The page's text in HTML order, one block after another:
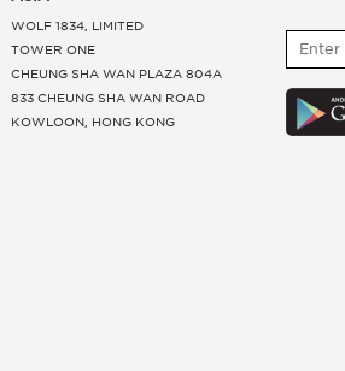
WOLF 1834, LIMITED
TOWER ONE
CHEUNG SHA WAN PLAZA 804A
833 CHEUNG SHA WAN ROAD
KOWLOON, HONG KONG